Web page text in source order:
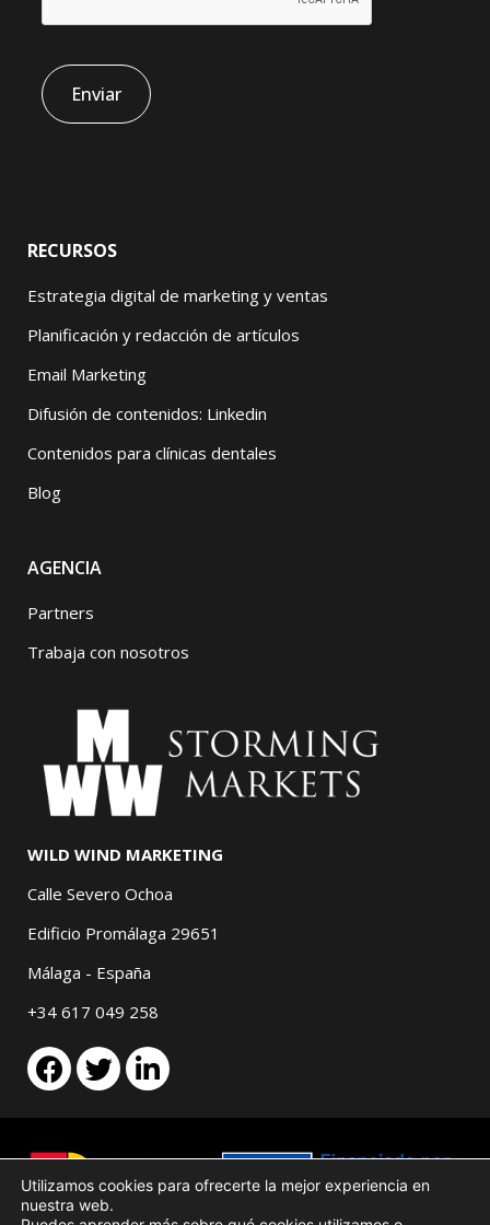
RECURSOS
Estrategia digital de marketing y ventas
Planificación y redacción de artículos
Email Marketing
Difusión de contenidos: Linkedin
Contenidos para clínicas dentales
Blog
AGENCIA
Partners
Trabaja con nosotros
WILD WIND MARKETING
Calle Severo Ochoa
Edificio Promálaga 29651
Málaga - España
+34 617 049 258
Utilizamos cookies para ofrecerte la mejor experiencia en
nuestra web.